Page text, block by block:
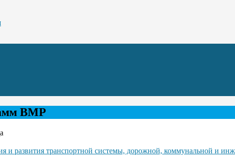
ВМР
и развития транспортной системы, дорожной, коммунальной и